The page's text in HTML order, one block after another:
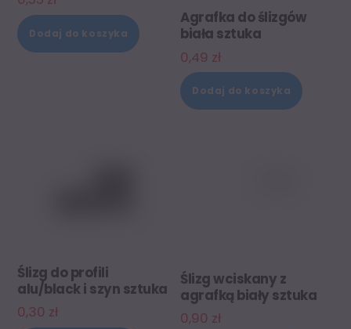
Dodaj do koszyka
Agrafka do ślizgów
biała sztuka
0,49 zł
Dodaj do koszyka
Ślizg do profili
alu/black i szyn sztuka
0,30 zł
Ślizg wciskany z
agrafką biały sztuka
0,90 zł